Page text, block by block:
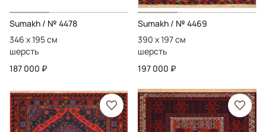
Sumakh / № 4478
346 x 195 см
шерсть
187 000 ₽
Sumakh / № 4469
390 x 197 см
шерсть
197 000 ₽